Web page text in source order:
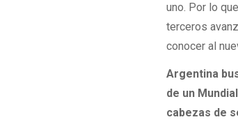
uno. Por lo que
terceros
conocer al
Argentina
de un Mundial
cabezas de